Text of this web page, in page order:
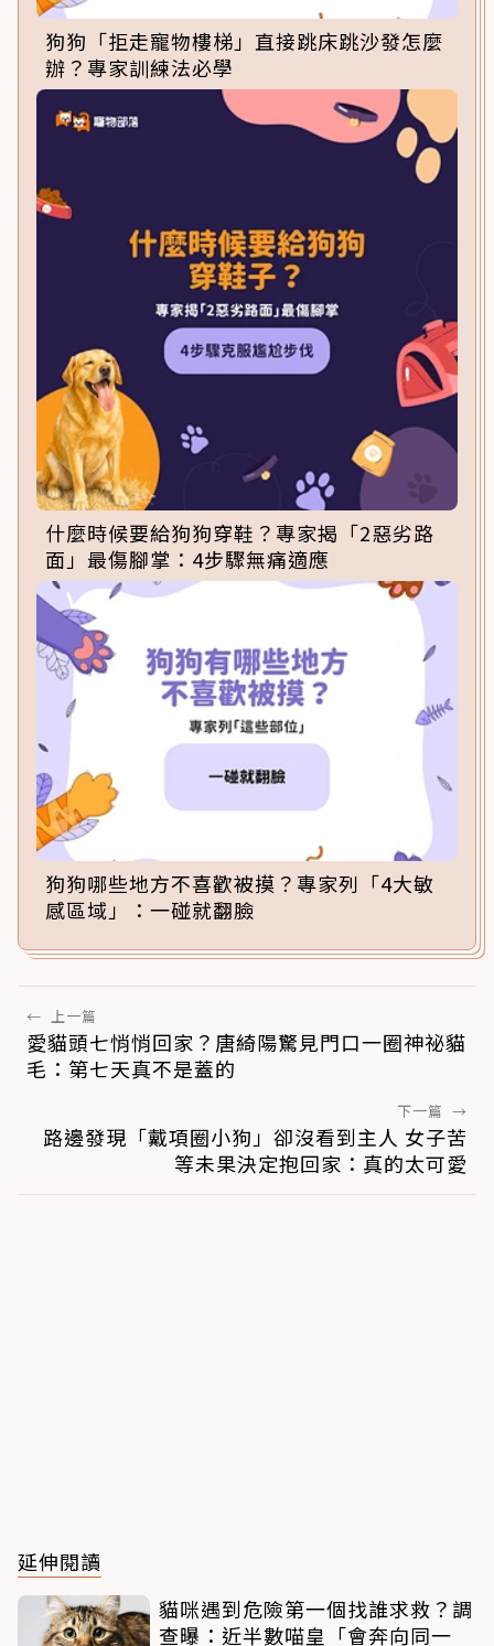
狗狗「拒走寵物樓梯」直接跳床跳沙發怎麼
辦？專家訓練法必學
什麼時候要給狗狗穿鞋？專家揭「2惡劣路
面」最傷腳掌：4步驟無痛適應
狗狗哪些地方不喜歡被摸？專家列「4大敏
感區域」：一碰就翻臉
← 上一篇
愛貓頭七悄悄回家？唐綺陽驚見門口一圈神祕貓
毛：第七天真不是蓋的
下一篇 →
路邊發現「戴項圈小狗」卻沒看到主人 女子苦
等未果決定抱回家：真的太可愛
延伸閱讀
貓咪遇到危險第一個找誰求救？調
查曝：近半數喵皇「會奔向同一